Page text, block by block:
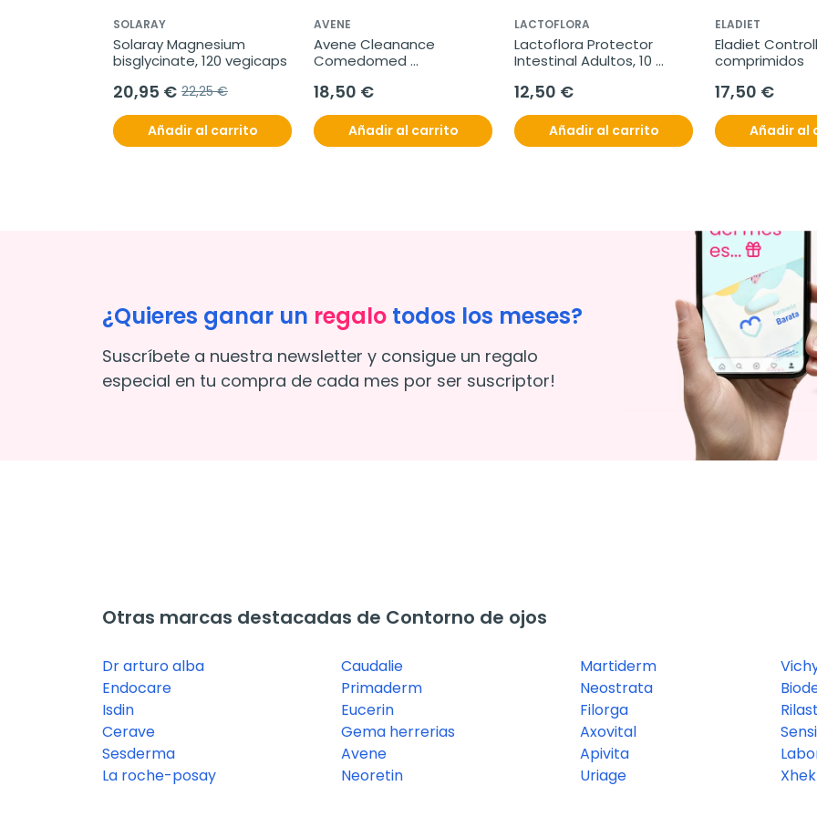
SOLARAY
Solaray Magnesium
bisglycinate, 120 vegicaps
20,95 € 22,25 €
Añadir al carrito
AVENE
Avene Cleanance
Comedomed
imperfecciones, 30 ml
18,50 €
Añadir al carrito
LACTOFLORA
Lactoflora Protector
Intestinal Adultos, 10
12,50 €
Añadir al carrito
ELADIET
Eladiet
comprimidos
17,50 €
Añadir al
¿Quieres ganar un regalo todos los meses?
Suscríbete a nuestra newsletter y consigue un regalo
especial en tu compra de cada mes por ser suscriptor!
Otras marcas destacadas de Contorno de ojos
Dr arturo alba
Endocare
Isdin
Cerave
Sesderma
La roche-posay
Caudalie
Primaderm
Eucerin
Gema herrerias
Avene
Neoretin
Martiderm
Neostrata
Filorga
Axovital
Apivita
Uriage